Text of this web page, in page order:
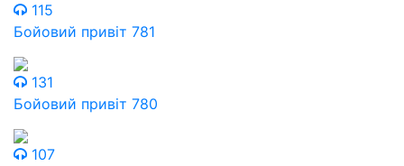
115
Бойовий привіт 781
131
Бойовий привіт 780
107